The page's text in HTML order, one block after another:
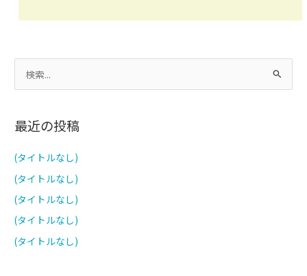
索
象
最近の投稿
(タイトルなし)
(タイトルなし)
(タイトルなし)
(タイトルなし)
(タイトルなし)